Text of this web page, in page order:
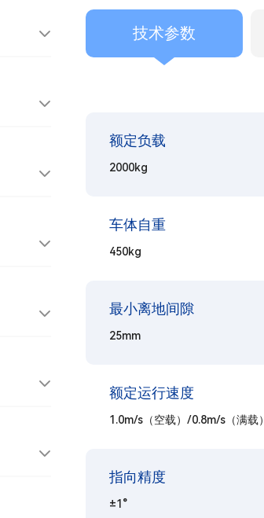
技术参数
额定负载
2000kg
车体自重
450kg
最小离地间隙
25mm
额定运行速度
1.0m/s（空载）/0.8m/s（满载）
指向精度
±1°